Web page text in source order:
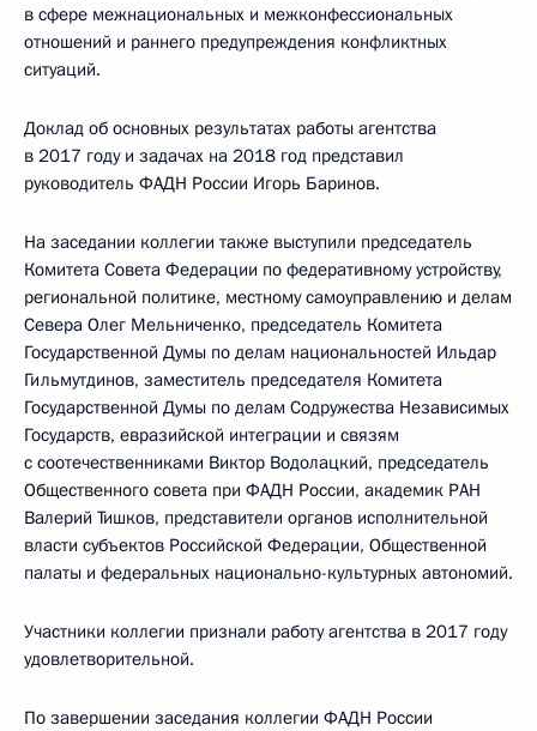
в сфере межнациональных и межконфессиональных
отношений и раннего предупреждения конфликтных
ситуаций.
Доклад об основных результатах работы агентства
в 2017 году и задачах на 2018 год представил
руководитель ФАДН России Игорь Баринов.
На заседании коллегии также выступили председатель
Комитета Совета Федерации по федеративному устройству,
региональной политике, местному самоуправлению и делам
Севера Олег Мельниченко, председатель Комитета
Государственной Думы по делам национальностей Ильдар
Гильмутдинов, заместитель председателя Комитета
Государственной Думы по делам Содружества Независимых
Государств, евразийской интеграции и связям
с соотечественниками Виктор Водолацкий, председатель
Общественного совета при ФАДН России, академик РАН
Валерий Тишков, представители органов исполнительной
власти субъектов Российской Федерации, Общественной
палаты и федеральных национально-культурных автономий.
Участники коллегии признали работу агентства в 2017 году
удовлетворительной.
По завершении заседания коллегии ФАДН России